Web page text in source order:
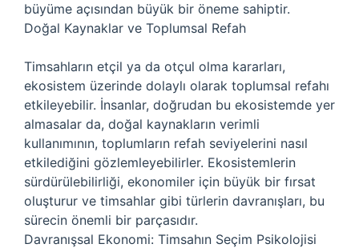
büyüme açısından büyük bir öneme sahiptir.
Doğal Kaynaklar ve Toplumsal Refah
Timsahların etçil ya da otçul olma kararları,
ekosistem üzerinde dolaylı olarak toplumsal refahı
etkileyebilir. İnsanlar, doğrudan bu ekosistemde yer
almasalar da, doğal kaynakların verimli
kullanımının, toplumların refah seviyelerini nasıl
etkilediğini gözlemleyebilirler. Ekosistemlerin
sürdürülebilirliği, ekonomiler için büyük bir fırsat
oluşturur ve timsahlar gibi türlerin davranışları, bu
sürecin önemli bir parçasıdır.
Davranışsal Ekonomi: Timsahın Seçim Psikolojisi